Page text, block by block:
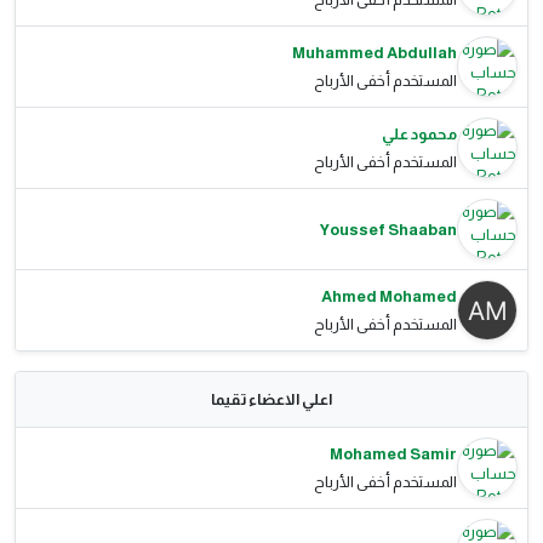
Muhammed Abdullah
المستخدم أخفى الأرباح
محمود علي
المستخدم أخفى الأرباح
Youssef Shaaban
Ahmed Mohamed
المستخدم أخفى الأرباح
اعلي الاعضاء تقيما
Mohamed Samir
المستخدم أخفى الأرباح